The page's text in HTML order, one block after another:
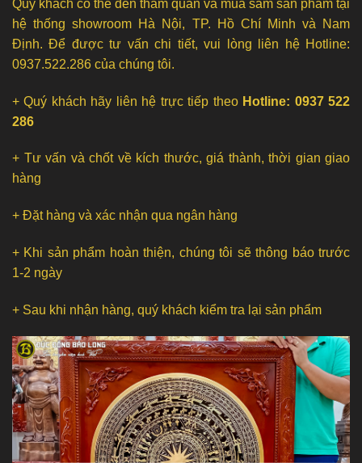
Quý khách có thể đến tham quan và mua sắm sản phẩm tại
hệ thống showroom Hà Nội, TP. Hồ Chí Minh và Nam
Định. Để được tư vấn chi tiết, vui lòng liên hệ Hotline:
0937.522.286 của chúng tôi.
+ Quý khách hãy liên hệ trực tiếp theo Hotline: 0937 522
286
+ Tư vấn và chốt về kích thước, giá thành, thời gian giao
hàng
+ Đặt hàng và xác nhận qua ngân hàng
+ Khi sản phẩm hoàn thiện, chúng tôi sẽ thông báo trước
1-2 ngày
+ Sau khi nhận hàng, quý khách kiểm tra lại sản phẩm